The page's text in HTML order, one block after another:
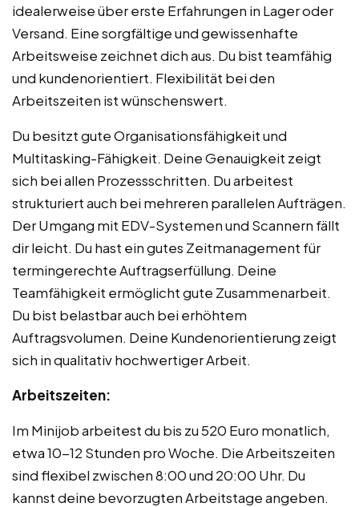
idealerweise über erste Erfahrungen in Lager oder
Versand. Eine sorgfältige und gewissenhafte
Arbeitsweise zeichnet dich aus. Du bist teamfähig
und kundenorientiert. Flexibilität bei den
Arbeitszeiten ist wünschenswert.
Du besitzt gute Organisationsfähigkeit und
Multitasking-Fähigkeit. Deine Genauigkeit zeigt
sich bei allen Prozessschritten. Du arbeitest
strukturiert auch bei mehreren parallelen Aufträgen.
Der Umgang mit EDV-Systemen und Scannern fällt
dir leicht. Du hast ein gutes Zeitmanagement für
termingerechte Auftragserfüllung. Deine
Teamfähigkeit ermöglicht gute Zusammenarbeit.
Du bist belastbar auch bei erhöhtem
Auftragsvolumen. Deine Kundenorientierung zeigt
sich in qualitativ hochwertiger Arbeit.
Arbeitszeiten:
Im Minijob arbeitest du bis zu 520 Euro monatlich,
etwa 10-12 Stunden pro Woche. Die Arbeitszeiten
sind flexibel zwischen 8:00 und 20:00 Uhr. Du
kannst deine bevorzugten Arbeitstage angeben.